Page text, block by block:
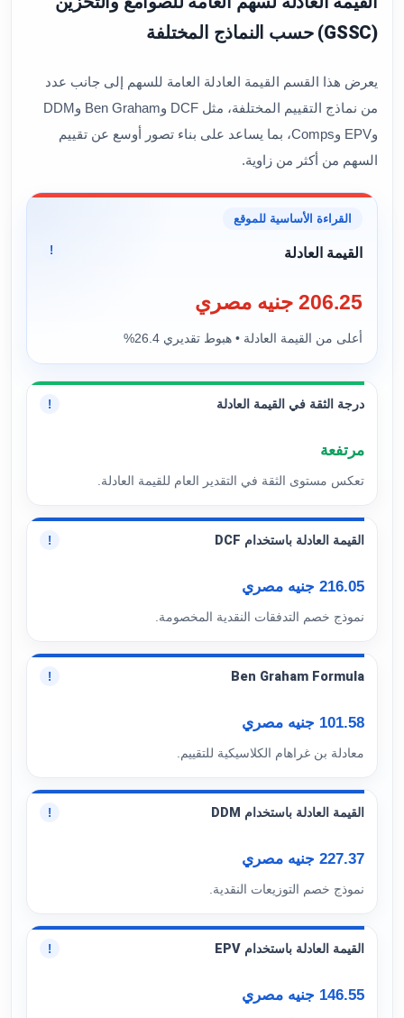
(GSSC) حسب النماذج المختلفة
يعرض هذا القسم القيمة العادلة العامة للسهم إلى جانب عدد
من نماذج التقييم المختلفة، مثل DCF وBen Graham وDDM
وEPV وComps، بما يساعد على بناء تصور أوسع عن تقييم
السهم من أكثر من زاوية.
القراءة الأساسية للموقع
القيمة العادلة !
206.25 جنيه مصري
أعلى من القيمة العادلة • هبوط تقديري 26.4%
درجة الثقة في القيمة العادلة !
مرتفعة
تعكس مستوى الثقة في التقدير العام للقيمة العادلة.
القيمة العادلة باستخدام DCF !
216.05 جنيه مصري
نموذج خصم التدفقات النقدية المخصومة.
Ben Graham Formula
!
101.58 جنيه مصري
معادلة بن غراهام الكلاسيكية للتقييم.
القيمة العادلة باستخدام DDM !
227.37 جنيه مصري
نموذج خصم التوزيعات النقدية.
القيمة العادلة باستخدام EPV !
146.55 جنيه مصري